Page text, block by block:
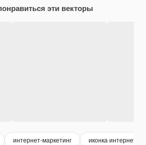
эти векторы
интернет-маркетинг иконка интернет